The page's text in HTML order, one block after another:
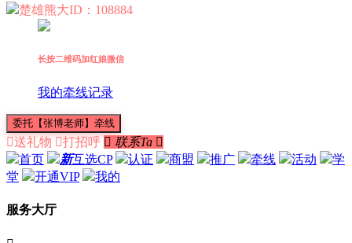
楚雄熊大ID：108884
长按二维码加红娘微信
我的牵线记录
委托【张博老师】牵线
送礼物 打招呼  联系Ta 
首页
新互选CP 认证 商盟 推广 牵线 活动
学
堂
开通VIP 我的
服务大厅